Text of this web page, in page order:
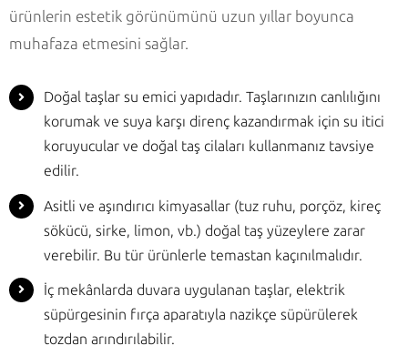
ürünlerin estetik görünümünü uzun yıllar boyunca
muhafaza etmesini sağlar.
Doğal taşlar su emici yapıdadır. Taşlarınızın canlılığını
korumak ve suya karşı direnç kazandırmak için su itici
koruyucular ve doğal taş cilaları kullanmanız tavsiye
edilir.
Asitli ve aşındırıcı kimyasallar (tuz ruhu, porçöz, kireç
sökücü, sirke, limon, vb.) doğal taş yüzeylere zarar
verebilir. Bu tür ürünlerle temastan kaçınılmalıdır.
İç mekânlarda duvara uygulanan taşlar, elektrik
süpürgesinin fırça aparatıyla nazikçe süpürülerek
tozdan arındırılabilir.